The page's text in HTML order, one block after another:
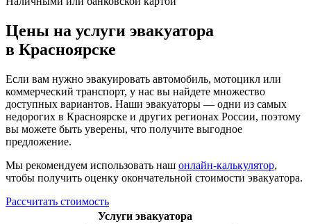
Цены на услуги эвакуатора
в Красноярске
Если вам нужно эвакуировать автомобиль, мотоцикл или
коммерческий транспорт, у нас вы найдете множество
доступных вариантов. Наши эвакуаторы — одни из самых
недорогих в Красноярске и других регионах России, поэтому
вы можете быть уверены, что получите выгодное
предложение.
Мы рекомендуем использовать наш онлайн-калькулятор,
чтобы получить оценку окончательной стоимости эвакуатора.
Рассчитать стоимость
Услуги эвакуатора